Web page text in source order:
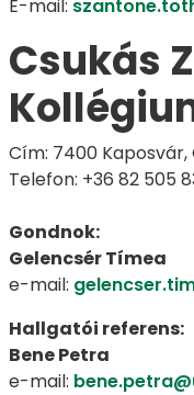
E-mail:
Csukás
Cím: 7400 Kaposvár,
Telefon: +36 82 505
Gondnok:
Gelencsér Tímea
e-mail:
Hallgatói referens:
Bene Petra
e-mail: